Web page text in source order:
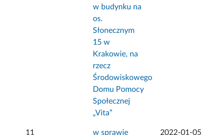
w budynku na
os.
Słonecznym
15 w
Krakowie, na
rzecz
Środowiskowego
Domu Pomocy
Społecznej
„Vita”
11
w sprawie
2022-01-05